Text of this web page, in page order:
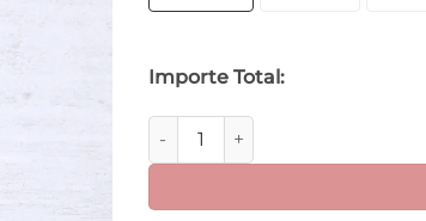
Importe Total:
Letra Z M1 cantidad